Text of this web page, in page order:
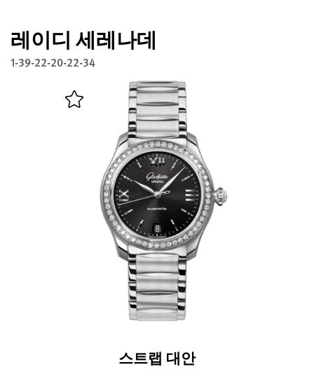
서비스
워런티, 시계 개선과 복구
English Deutsch
메뉴 닫기
레이디 세레나데
1-39-22-20-22-34
스트랩 대안